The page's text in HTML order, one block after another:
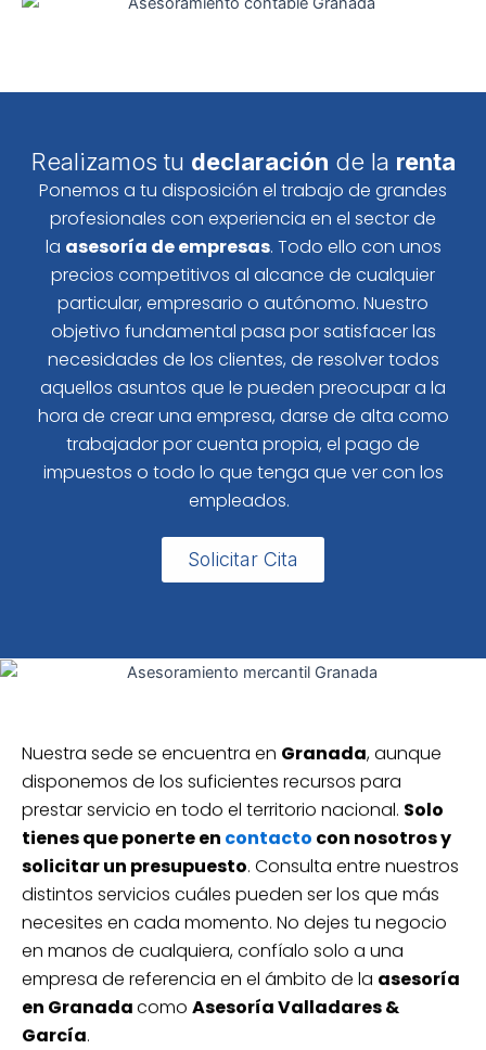
Realizamos tu declaración de la renta
Ponemos a tu disposición el trabajo de grandes
profesionales con experiencia en el sector de
la asesoría de empresas. Todo ello con unos
precios competitivos al alcance de cualquier
particular, empresario o autónomo. Nuestro
objetivo fundamental pasa por satisfacer las
necesidades de los clientes, de resolver todos
aquellos asuntos que le pueden preocupar a la
hora de crear una empresa, darse de alta como
trabajador por cuenta propia, el pago de
impuestos o todo lo que tenga que ver con los
empleados.
Solicitar Cita
Nuestra sede se encuentra en Granada, aunque
disponemos de los suficientes recursos para
prestar servicio en todo el territorio nacional. Solo
tienes que ponerte en contacto con nosotros y
solicitar un presupuesto. Consulta entre nuestros
distintos servicios cuáles pueden ser los que más
necesites en cada momento. No dejes tu negocio
en manos de cualquiera, confíalo solo a una
empresa de referencia en el ámbito de la asesoría
en Granadacomo Asesoría Valladares &
García.